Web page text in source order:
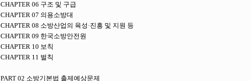
CHAPTER 06 구조 및 구급
CHAPTER 07 의용소방대
CHAPTER 08 소방산업의 육성·진흥 및 지원 등
CHAPTER 09 한국소방안전원
CHAPTER 10 보칙
CHAPTER 11 벌칙
PART 02 소방기본법 출제예상문제